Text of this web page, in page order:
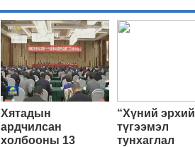
Хятадын
ардчилсан
холбооны 13
“Хүний
түгээмэл
тунхаглал